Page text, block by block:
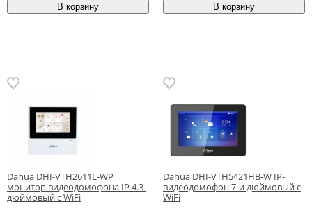
Dahua DHI-VTH2611L-WP
монитор видеодомофона IP 4.3-
дюймовый с WiFi
Dahua DHI-VTH5421HB-W IP-
видеодомофон 7-и дюймовый с
WiFi